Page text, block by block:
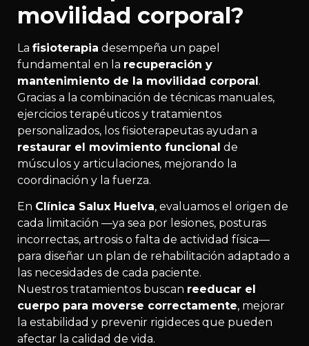
movilidad corporal?
La fisioterapia desempeña un papel
fundamental en la recuperación y
mantenimiento de la movilidad corporal.
Gracias a la combinación de técnicas manuales,
ejercicios terapéuticos y tratamientos
personalizados, los fisioterapeutas ayudan a
restaurar el movimiento funcional de
músculos y articulaciones, mejorando la
coordinación y la fuerza.
En Clínica Salux Huelva, evaluamos el origen de
cada limitación —ya sea por lesiones, posturas
incorrectas, artrosis o falta de actividad física—
para diseñar un plan de rehabilitación adaptado a
las necesidades de cada paciente.
Nuestros tratamientos buscan reeducar el
cuerpo para moverse correctamente, mejorar
la estabilidad y prevenir rigideces que pueden
afectar la calidad de vida.